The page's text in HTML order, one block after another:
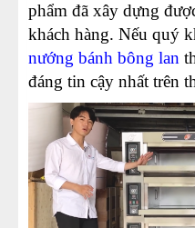
phẩm đã xây dựng
khách hàng. Nếu quý
nướng bánh bông lan
đáng tin cậy nhất trên